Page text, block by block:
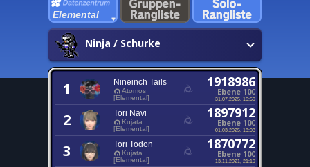
Elemental
Ninja / Schurke
1 Nineinch Tails
Atomos
[Elemental]
1918986
Ebene 100
31.07.2025, 16:59
2 Tori Navi
Kujata
[Elemental]
1897912
Ebene 100
01.03.2025, 18:03
3 Tori Todon
Kujata
[Elemental]
1870772
Ebene 100
13.11.2021, 21:19